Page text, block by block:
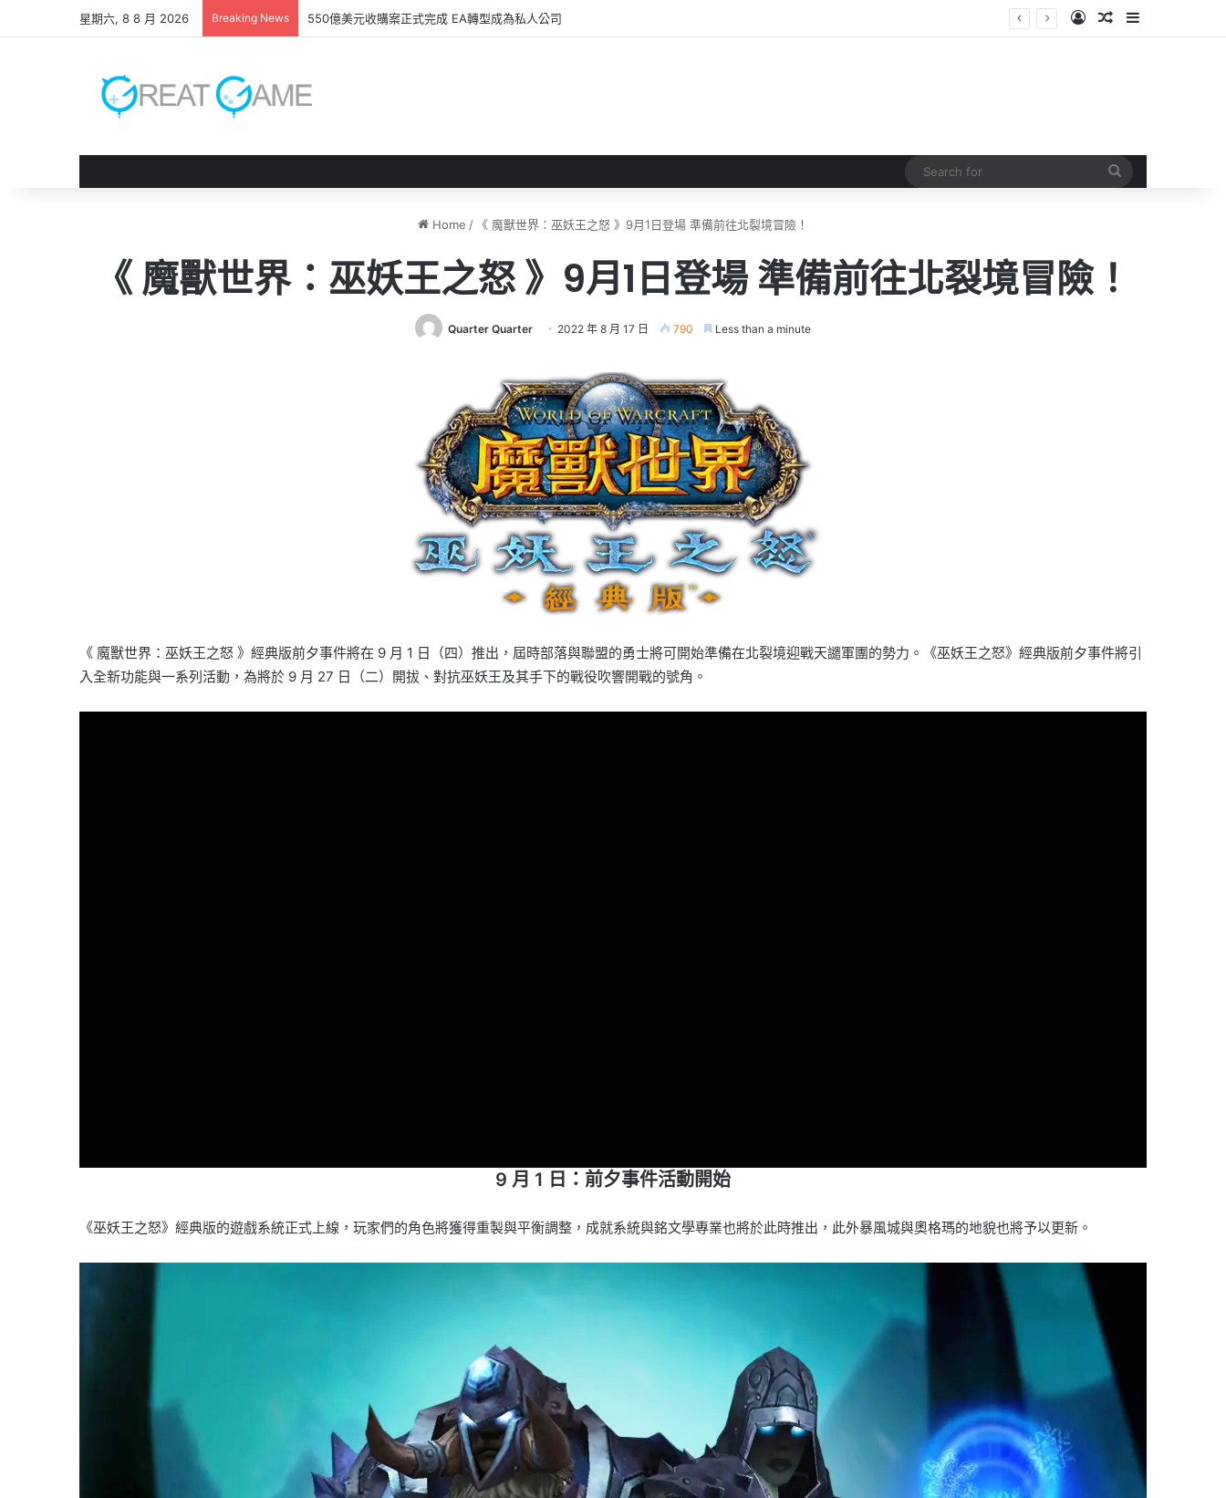
星期六, 8 8 月 2026 Breaking News GAME FREAK全新作品《 轉世之獸 》 遊戲今日正式發售！ Log InRandom Article
Sidebar
Home / 《 魔獸世界：巫妖王之怒 》9月1日登場 準備前往北裂境冒險！
《 魔獸世界：巫妖王之怒 》9月1日登場 準備前往北裂境冒險！
Quarter Quarter 2022 年 8 月 17 日 790 Less than a minute
《 魔獸世界：巫妖王之怒 》經典版前夕事件將在 9 月 1 日（四）推出，屆時部落與聯盟的勇士將可開始準備在北裂境迎戰天譴軍團的勢力。《巫妖王之怒》經典版前夕事件將引
入全新功能與一系列活動，為將於 9 月 27 日（二）開拔、對抗巫妖王及其手下的戰役吹響開戰的號角。
9 月 1 日：前夕事件活動開始
《巫妖王之怒》經典版的遊戲系統正式上線，玩家們的角色將獲得重製與平衡調整，成就系統與銘文學專業也將於此時推出，此外暴風城與奧格瑪的地貌也將予以更新。